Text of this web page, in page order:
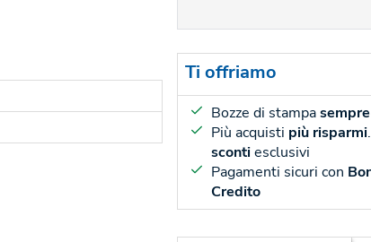
Ti offriamo
Bozze di stampa
Più acquisti più risparmi
scontiesclusivi
Pagamenti sicuri con
Credito